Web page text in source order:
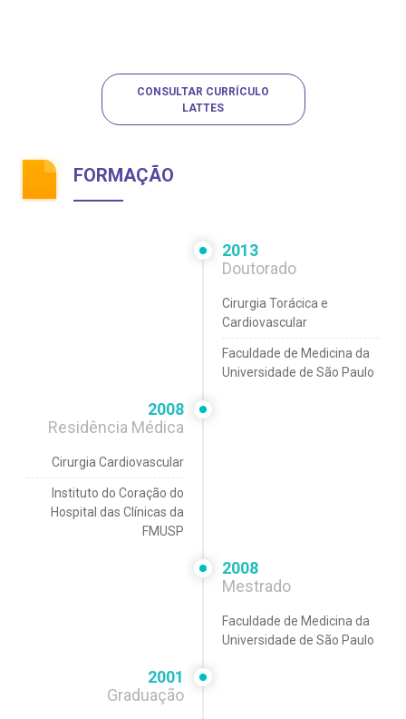
CONSULTAR CURRÍCULO
LATTES
FORMAÇÃO
2013
Doutorado
Cirurgia Torácica e
Cardiovascular
Faculdade de Medicina da
Universidade de São Paulo
2008
Residência Médica
Cirurgia Cardiovascular
Instituto do Coração do
Hospital das Clínicas da
FMUSP
2008
Mestrado
Faculdade de Medicina da
Universidade de São Paulo
2001
Graduação